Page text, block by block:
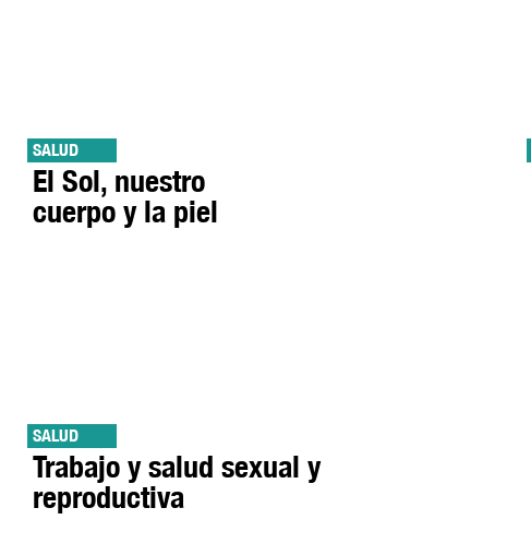
SALUD
El Sol, nuestro
cuerpo y la piel
SALUD
Trabajo y salud sexual y
reproductiva